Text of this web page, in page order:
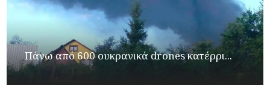
Πάνω από 600 ουκρανικά drones κατέρρι...